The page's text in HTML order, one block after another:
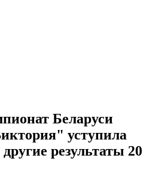
Беларуси
уступила
результаты 20